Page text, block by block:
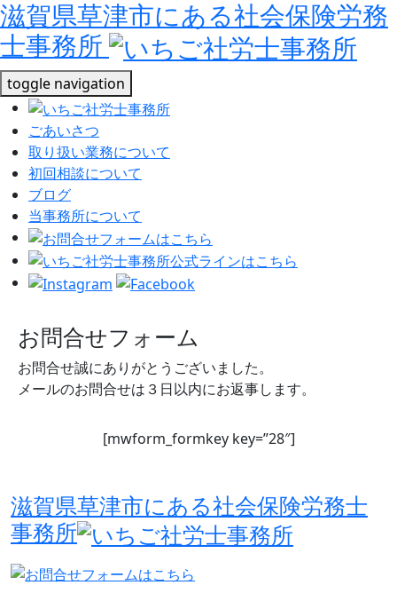
滋賀県草津市にある社会保険労務
士事務所
toggle navigation
ごあいさつ
取り扱い業務について
初回相談について
ブログ
当事務所について
お問合せフォーム
お問合せ誠にありがとうございました。
メールのお問合せは３日以内にお返事します。
[mwform_formkey key=”28″]
滋賀県草津市にある社会保険労務士
事務所